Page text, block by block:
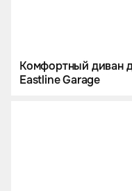
Комфортный диван
Eastline Garage